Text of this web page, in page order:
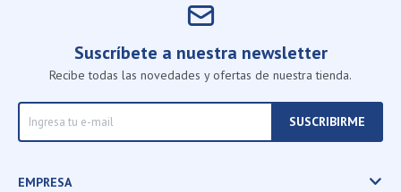
Suscríbete a nuestra newsletter
Recibe todas las novedades y ofertas de nuestra tienda.
SUSCRIBIRME
EMPRESA